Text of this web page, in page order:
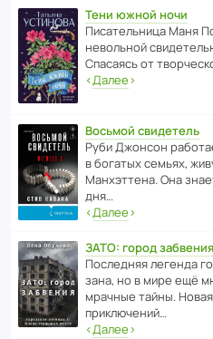
Тени южной ночи
Писа­тель­ница Маня
невольной
Спасаясь от
‹Далее›
Восьмой свидетель
Руби Джонсон
в богатых семьях,
Манх­эт­тена. Она
дня…
‹Далее›
ЗАТО: город забвения
После­дняя легенда
зана, но в мире ещё
мрачные тайны.
приключений…
‹Далее›